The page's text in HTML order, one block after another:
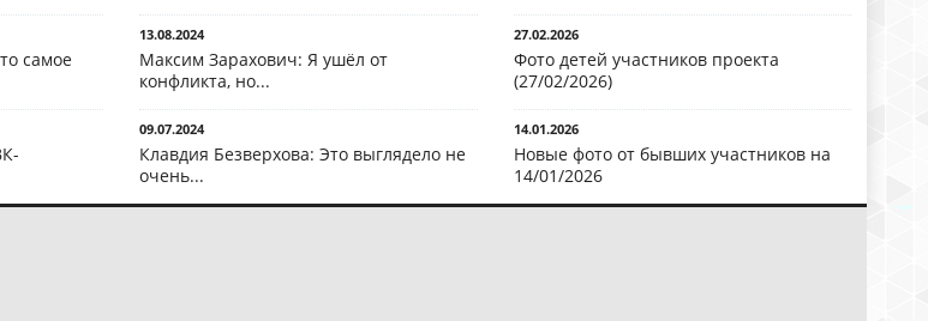
самое
13.08.2024
Максим Зарахович: Я ушёл от
конфликта, но...
09.07.2024
Клавдия Безверхова: Это выглядело не
очень...
27.02.2026
Фото детей участников проекта
(27/02/2026)
14.01.2026
Новые фото от бывших участников на
14/01/2026